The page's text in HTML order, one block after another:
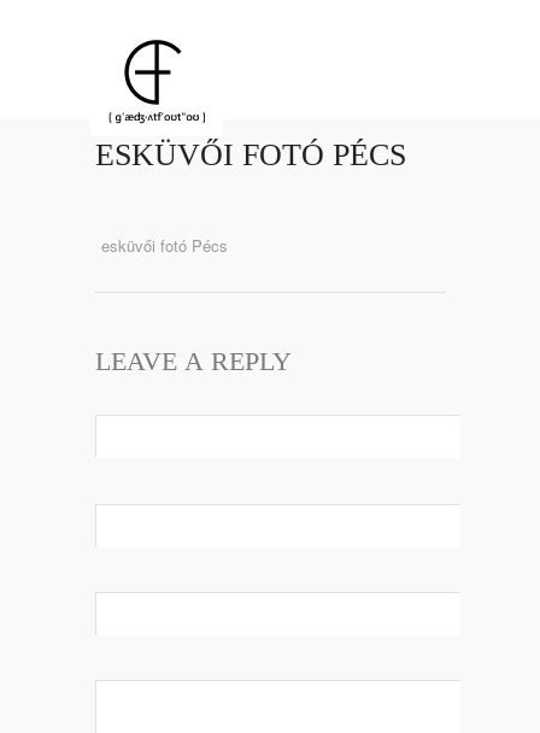
ESKÜVŐI FOTÓ PÉCS
esküvői fotó Pécs
LEAVE A REPLY